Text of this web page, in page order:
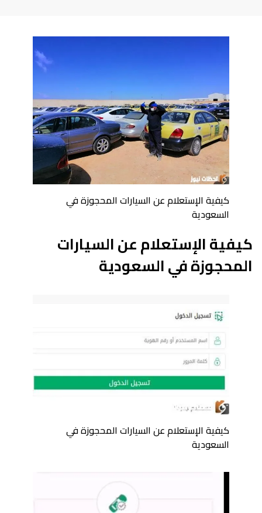
كيفية الإستعلام عن السيارات المحجوزة في
السعودية
كيفية الإستعلام عن السيارات
المحجوزة في السعودية
كيفية الإستعلام عن السيارات المحجوزة في
السعودية